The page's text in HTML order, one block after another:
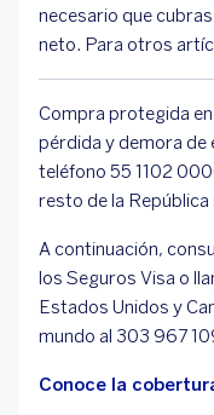
necesario que
neto. Para otros
Compra protegida
pérdida y demora de
teléfono 55 1102
resto de la
A continuación,
los Seguros Visa o
Estados Unidos y
mundo al 303 967
Conoce la